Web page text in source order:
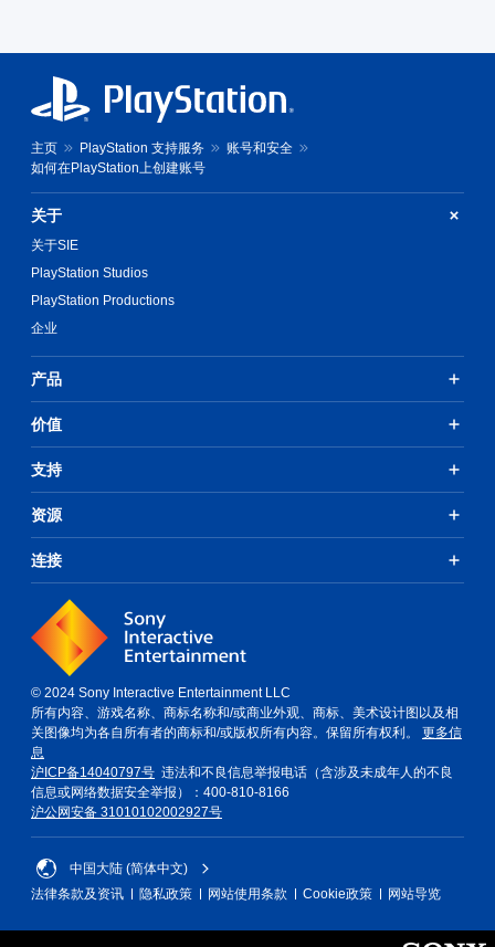
主页 PlayStation 支持服务
账号和安全
如何在PlayStation上创建账号
关于
关于SIE
PlayStation Studios
PlayStation Productions
企业
产品
价值
支持
资源
连接
© 2024 Sony Interactive Entertainment LLC
所有内容、游戏名称、商标名称和/或商业外观、商标、美术设计图以及相
关图像均为各自所有者的商标和/或版权所有内容。保留所有权利。 更多信
息
沪ICP备14040797号 违法和不良信息举报电话（含涉及未成年人的不良
信息或网络数据安全举报）：400-810-8166
沪公网安备 31010102002927号
中国大陆 (简体中文)
法律条款及资讯
隐私政策 网站使用条款 Cookie政策 网站导览